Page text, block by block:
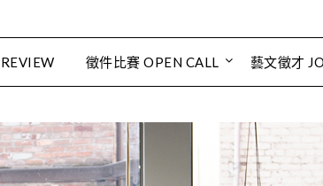
徵件比賽 OPEN CALL 藝文徵才